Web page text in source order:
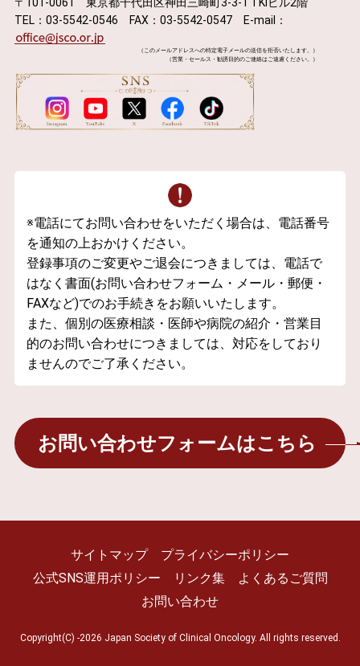
TEL：03-5542-0546 FAX：03-5542-0547 E-mail：
（このメールアドレスへの特定電子メールの送信を拒否いたします。）
（営業・セールス・勧誘目的のご連絡はご遠慮ください。）
※電話にてお問い合わせをいただく場合は、電話番号
を通知の上おかけください。
登録事項のご変更やご退会につきましては、電話で
はなく書面(お問い合わせフォーム・メール・郵便・
FAXなど)でのお手続きをお願いいたします。
また、個別の医療相談・医師や病院の紹介・営業目
的のお問い合わせにつきましては、対応をしており
ませんのでご了承ください。
お問い合わせフォームはこちら
サイトマップ
プライバシーポリシー
公式SNS運用ポリシー
リンク集
よくあるご質問
お問い合わせ
Copyright(C) -2026 Japan Society of Clinical Oncology. All rights reserved.